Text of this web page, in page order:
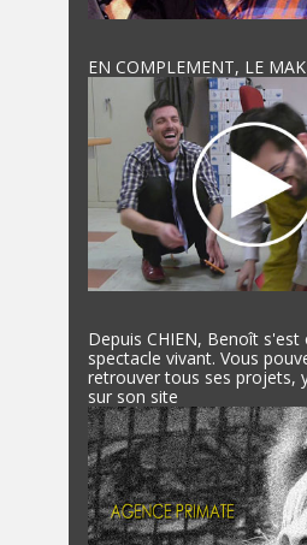
EN COMPLEMENT, LE
Depuis CHIEN, Benoît
spectacle vivant. Vous
retrouver tous ses projets,
sur son site